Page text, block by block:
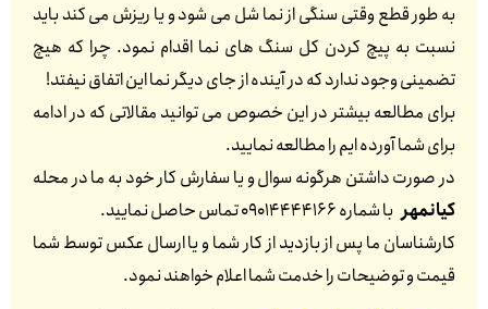
به طور قطع وقتی سنگی از نما شل می شود و یا ریزش می کند باید
نسبت به پیچ کردن کل سنگ های نما اقدام نمود. چرا که هیچ
تضمینی وجود ندارد که در آینده از جای دیگر نما این اتفاق نیفتد!
برای مطالعه بیشتر در این خصوص می توانید مقالاتی که در ادامه
برای شما آورده ایم را مطالعه نمایید.
در صورت داشتن هرگونه سوال و یا سفارش کار خود به ما در محله
کیانمهربا شماره 09014444166 تماس حاصل نمایید.
کارشناسان ما پس از بازدید از کار شما و یا ارسال عکس توسط شما
قیمت و توضیحات را خدمت شما اعلام خواهند نمود.